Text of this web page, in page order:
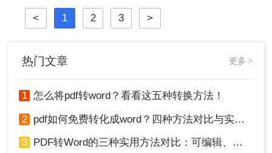
编发现许多用户仍在用截图拼接的原
始方式处理图片转PDF需求。那么图
片怎么转换pdf文件格式呢？本文将揭
据帮你突破效率瓶颈。
< 1 2 3 >
热门文章 更多 >
1 怎么将pdf转word？看看这五种转换方法！
2 pdf如何免费转化成word？四种方法对比与实操指南（附详细表格）
3 PDF转Word的三种实用方法对比：可编辑、保格式、避风险！